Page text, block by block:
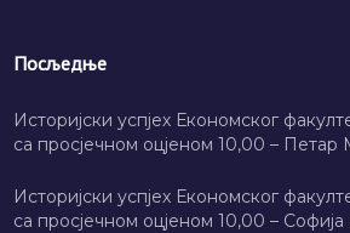
Посљедње
Историјски успјех Економског
са просјечном оцјеном 10,00 –
Историјски успјех Економског
са просјечном оцјеном 10,00 –